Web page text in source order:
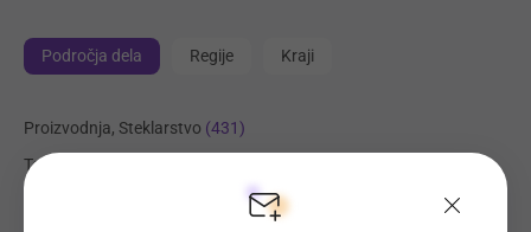
Področja dela Regije Kraji
Proizvodnja, Steklarstvo (431)
Tehnične storitve, Mehanika